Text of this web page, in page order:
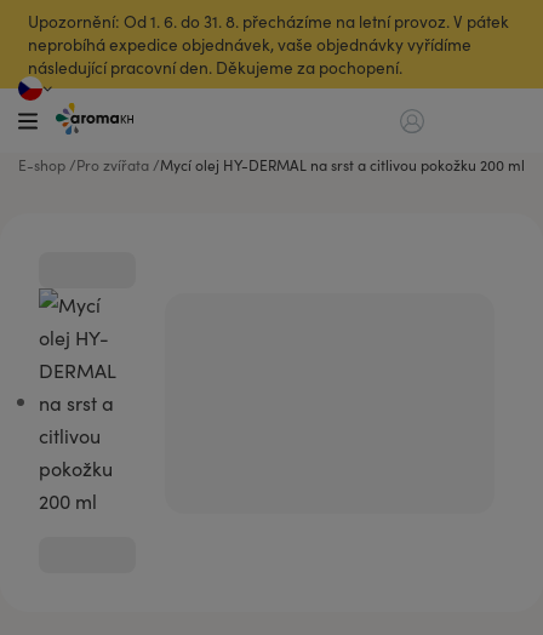
Upozornění: Od 1. 6. do 31. 8. přecházíme na letní provoz. V pátek
neprobíhá expedice objednávek, vaše objednávky vyřídíme
následující pracovní den. Děkujeme za pochopení.
E-shop Pro zvířata Mycí olej HY-DERMAL na srst a citlivou pokožku 200 ml